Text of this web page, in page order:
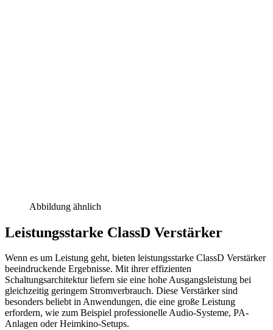
Abbildung ähnlich
Leistungsstarke ClassD Verstärker
Wenn es um Leistung geht, bieten leistungsstarke ClassD Verstärker
beeindruckende Ergebnisse. Mit ihrer effizienten
Schaltungsarchitektur liefern sie eine hohe Ausgangsleistung bei
gleichzeitig geringem Stromverbrauch. Diese Verstärker sind
besonders beliebt in Anwendungen, die eine große Leistung
erfordern, wie zum Beispiel professionelle Audio-Systeme, PA-
Anlagen oder Heimkino-Setups.